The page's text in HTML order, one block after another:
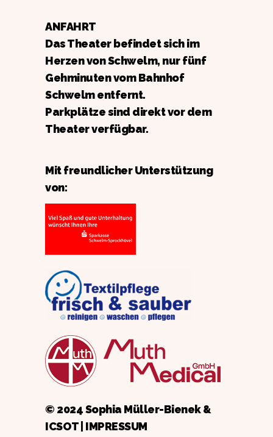
ANFAHRT
Das Theater befindet sich im
Herzen von Schwelm, nur fünf
Gehminuten vom Bahnhof
Schwelm entfernt.
Parkplätze sind direkt vor dem
Theater verfügbar.
Mit freundlicher Unterstützung
von:
© 2024 Sophia Müller-Bienek &
ICSOT| IMPRESSUM